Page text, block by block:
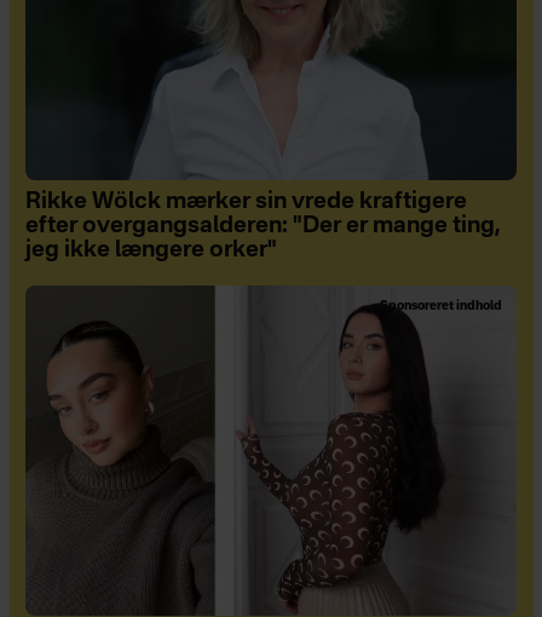
Rikke Wölck mærker sin vrede kraftigere
efter overgangsalderen: "Der er mange ting,
jeg ikke længere orker"
Sponsoreret indhold